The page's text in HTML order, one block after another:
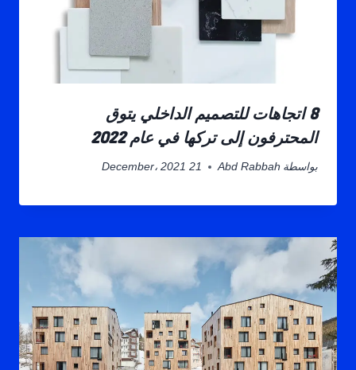
8 اتجاهات للتصميم الداخلي يتوق
المحترفون إلى تركها في عام 2022
بواسطة Abd Rabbah 21 December، 2021